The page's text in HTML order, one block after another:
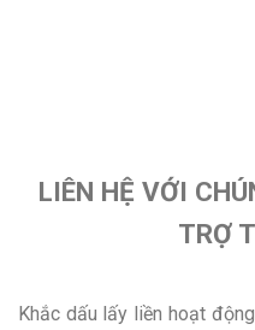
LIÊN HỆ VỚI
TRỢ
Khắc dấu lấy liền hoạt